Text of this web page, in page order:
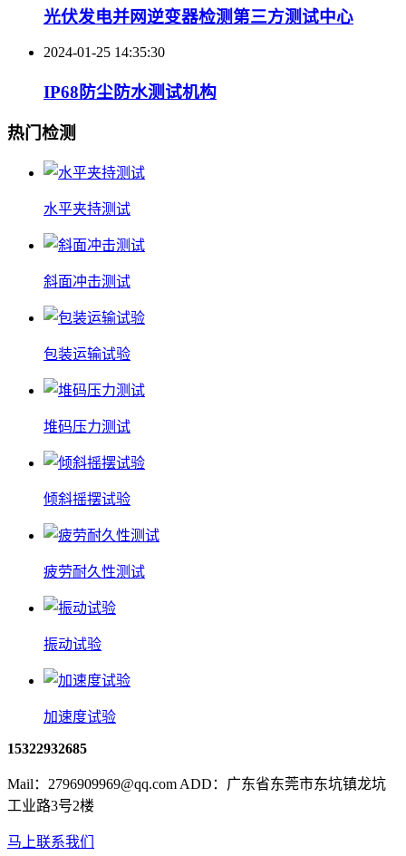
光伏发电并网逆变器检测第三方测试中心
2024-01-25 14:35:30
IP68防尘防水测试机构
热门检测
水平夹持测试
斜面冲击测试
包装运输试验
堆码压力测试
倾斜摇摆试验
疲劳耐久性测试
振动试验
加速度试验
15322932685
Mail：2796909969@qq.com ADD：广东省东莞市东坑镇龙坑
工业路3号2楼
马上联系我们